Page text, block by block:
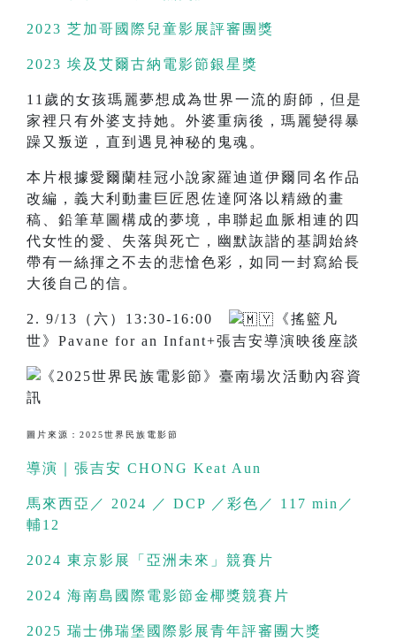
2023 芝加哥國際兒童影展評審團獎
2023 埃及艾爾古納電影節銀星獎
11歲的女孩瑪麗夢想成為世界一流的廚師，但是
家裡只有外婆支持她。外婆重病後，瑪麗變得暴
躁又叛逆，直到遇見神秘的鬼魂。
本片根據愛爾蘭桂冠小說家羅迪道伊爾同名作品
改編，義大利動畫巨匠恩佐達阿洛以精緻的畫
稿、鉛筆草圖構成的夢境，串聯起血脈相連的四
代女性的愛、失落與死亡，幽默詼諧的基調始終
帶有一絲揮之不去的悲愴色彩，如同一封寫給長
大後自己的信。
2. 9/13（六）13:30-16:00
《搖籃凡
世》Pavane for an Infant+張吉安導演映後座談
圖片來源：2025世界民族電影節
導演｜張吉安 CHONG Keat Aun
馬來西亞／ 2024 ／ DCP ／彩色／ 117 min／
輔12
2024 東京影展「亞洲未來」競賽片
2024 海南島國際電影節金椰獎競賽片
2025 瑞士佛瑞堡國際影展青年評審團大獎